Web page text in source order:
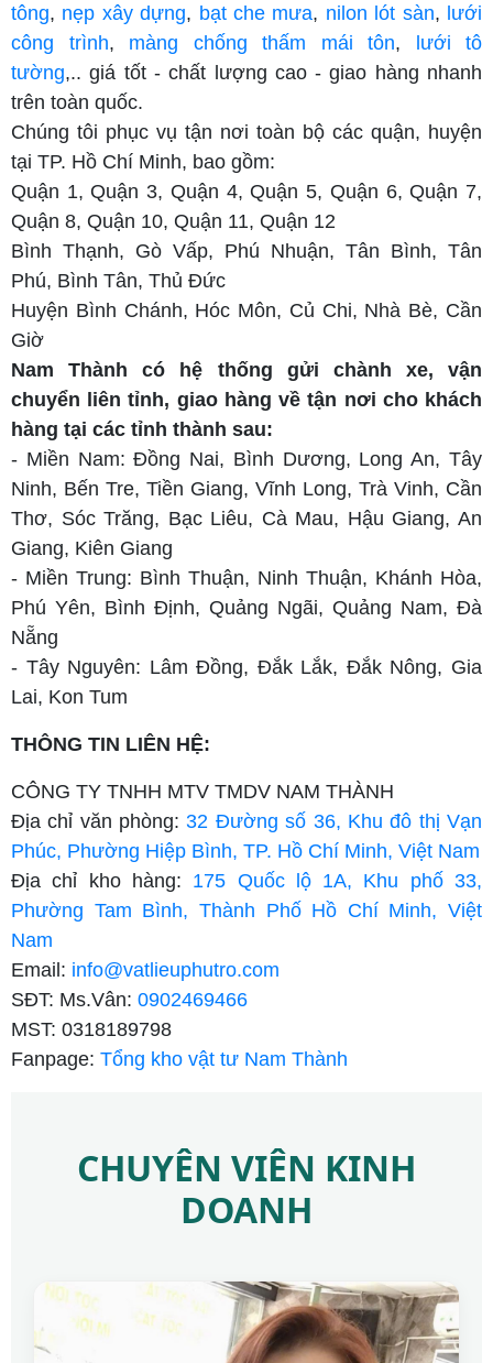
tông, nẹp xây dựng, bạt che mưa, nilon lót sàn, lưới
công trình, màng chống thấm mái tôn, lưới tô
tường,.. giá tốt - chất lượng cao - giao hàng nhanh
trên toàn quốc.
Chúng tôi phục vụ tận nơi toàn bộ các quận, huyện
tại TP. Hồ Chí Minh, bao gồm:
Quận 1, Quận 3, Quận 4, Quận 5, Quận 6, Quận 7,
Quận 8, Quận 10, Quận 11, Quận 12
Bình Thạnh, Gò Vấp, Phú Nhuận, Tân Bình, Tân
Phú, Bình Tân, Thủ Đức
Huyện Bình Chánh, Hóc Môn, Củ Chi, Nhà Bè, Cần
Giờ
Nam Thành có hệ thống gửi chành xe, vận
chuyển liên tỉnh, giao hàng về tận nơi cho khách
hàng tại các tỉnh thành sau:
- Miền Nam: Đồng Nai, Bình Dương, Long An, Tây
Ninh, Bến Tre, Tiền Giang, Vĩnh Long, Trà Vinh, Cần
Thơ, Sóc Trăng, Bạc Liêu, Cà Mau, Hậu Giang, An
Giang, Kiên Giang
- Miền Trung: Bình Thuận, Ninh Thuận, Khánh Hòa,
Phú Yên, Bình Định, Quảng Ngãi, Quảng Nam, Đà
Nẵng
- Tây Nguyên: Lâm Đồng, Đắk Lắk, Đắk Nông, Gia
Lai, Kon Tum
THÔNG TIN LIÊN HỆ:
CÔNG TY TNHH MTV TMDV NAM THÀNH
Địa chỉ văn phòng:32 Đường số 36, Khu đô thị Vạn
Phúc, Phường Hiệp Bình, TP. Hồ Chí Minh, Việt Nam
Địa chỉ kho hàng: 175 Quốc lộ 1A, Khu phố 33,
Phường Tam Bình, Thành Phố Hồ Chí Minh, Việt
Nam
Email: info@vatlieuphutro.com
SĐT: Ms.Vân: 0902469466
MST: 0318189798
Fanpage: Tổng kho vật tư Nam Thành
CHUYÊN VIÊN KINH
DOANH